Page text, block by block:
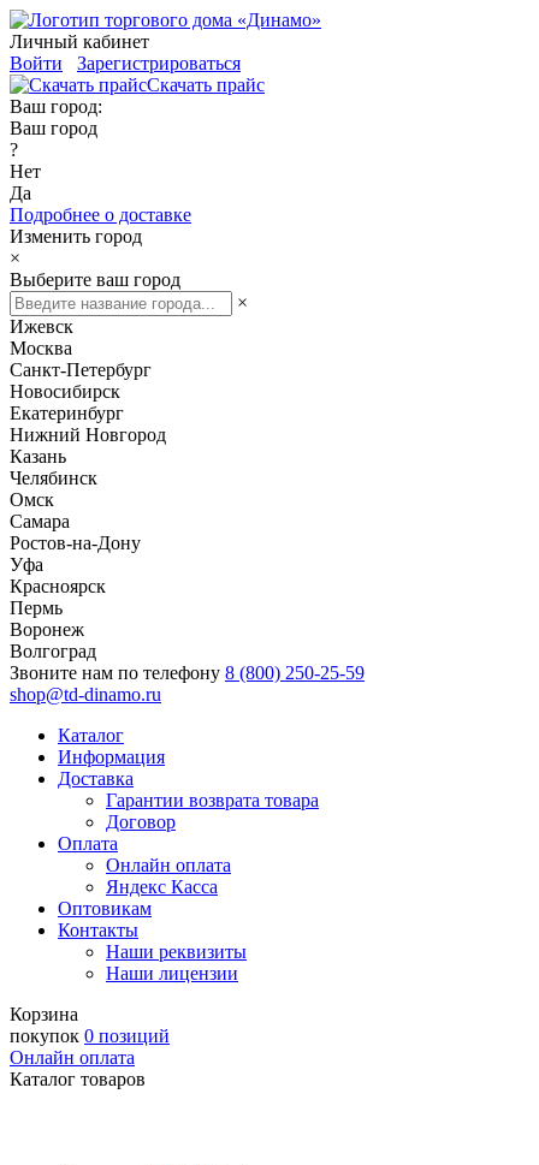
Личный кабинет
Войти
Зарегистрироваться
Скачать прайс
Ваш город:
Ваш город
?
Нет
Да
Подробнее о доставке
Изменить город
×
Выберите ваш город
×
Ижевск
Москва
Санкт-Петербург
Новосибирск
Екатеринбург
Нижний Новгород
Казань
Челябинск
Омск
Самара
Ростов-на-Дону
Уфа
Красноярск
Пермь
Воронеж
Волгоград
Звоните нам по телефону 8 (800) 250-25-59
shop@td-dinamo.ru
Каталог
Информация
Доставка
Гарантии возврата товара
Договор
Оплата
Онлайн оплата
Яндекс Касса
Оптовикам
Контакты
Наши реквизиты
Наши лицензии
Корзина
покупок 0 позиций
Онлайн оплата
Каталог товаров